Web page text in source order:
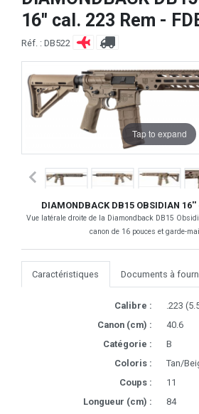
16'' cal. 223 Rem -
Réf. : DB522
Tap to expand
DIAMONDBACK DB15 OBSIDIAN
Vue latérale droite de la Diamondback DB15
canon de 16 pouces et garde-
Caractéristiques Documents à
Calibre :
.223
Canon (cm) :
40.6
Catégorie :
B
Coloris :
Tan/
Coups :
11
Longueur (cm) :
84